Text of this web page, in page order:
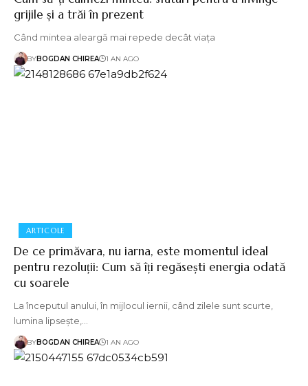
grijile și a trăi în prezent
Când mintea aleargă mai repede decât viața
BYBOGDAN CHIREA 1 AN AGO
ARTICOLE
De ce primăvara, nu iarna, este momentul ideal
pentru rezoluții: Cum să îți regăsești energia odată
cu soarele
La începutul anului, în mijlocul iernii, când zilele sunt scurte,
lumina lipsește,…
BYBOGDAN CHIREA 1 AN AGO